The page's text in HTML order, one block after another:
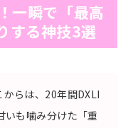
一瞬で「最高
する神技3選
らは、20年間DXLI
いも噛み分けた「重